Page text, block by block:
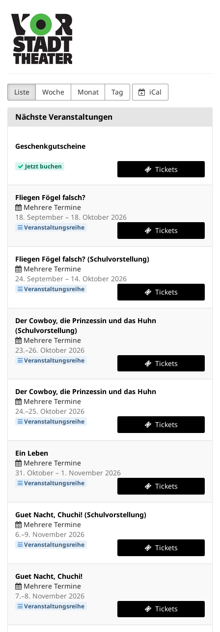
Haupt-
Inhalt
springen
Vorstadttheater
Liste Woche Monat Tag iCal
Nächste Veranstaltungen
Geschenkgutscheine
Jetzt buchen Tickets
Fliegen Fögel falsch?
Mehrere Termine
18. September –bis
18. Oktober 2026
Veranstaltungsreihe Tickets
Fliegen Fögel falsch? (Schulvorstellung)
Mehrere Termine
24. September –bis
14. Oktober 2026
Veranstaltungsreihe Tickets
Der Cowboy, die Prinzessin und das Huhn
(Schulvorstellung)
Mehrere Termine
23.–bis
26. Oktober 2026
Veranstaltungsreihe Tickets
Der Cowboy, die Prinzessin und das Huhn
Mehrere Termine
24.–bis
25. Oktober 2026
Veranstaltungsreihe Tickets
Ein Leben
Mehrere Termine
31. Oktober –bis1. November 2026
Veranstaltungsreihe Tickets
Guet Nacht, Chuchi! (Schulvorstellung)
Mehrere Termine
6.–bis
9. November 2026
Veranstaltungsreihe Tickets
Guet Nacht, Chuchi!
Mehrere Termine
7.–bis
8. November 2026
Veranstaltungsreihe Tickets